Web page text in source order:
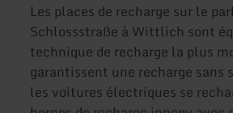
Les places de recharge sur le
Schlossstraße à Wittlich sont
technique de recharge la plus
garantissent une recharge sans
les voitures électriques se